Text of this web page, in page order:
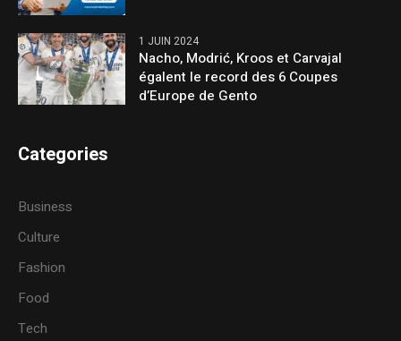
1 JUIN 2024
Nacho, Modrić, Kroos et Carvajal
égalent le record des 6 Coupes
d’Europe de Gento
Categories
Business
Culture
Fashion
Food
Tech